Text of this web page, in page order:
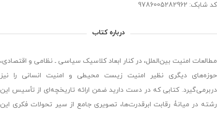
کد شابک: 9786005282962
درباره کتاب
مطالعات امنیت بین‏‌الملل، در کنار ابعاد کلاسیک سیاسی ـ نظامی و اقتصادی،
حوزه‌‏های دیگری نظیر امنیت زیست‏ محیطی و امنیت انسانی را نیز
دربرمی‏‌گیرد. کتابی که در دست دارید ضمن ارائه تاریخچه‌‏ای از‏ تأسیس این
رشته در میانۀ رقابت ابرقدرت‏‌ها، تصویری جامع از سیر تحولات فکری این